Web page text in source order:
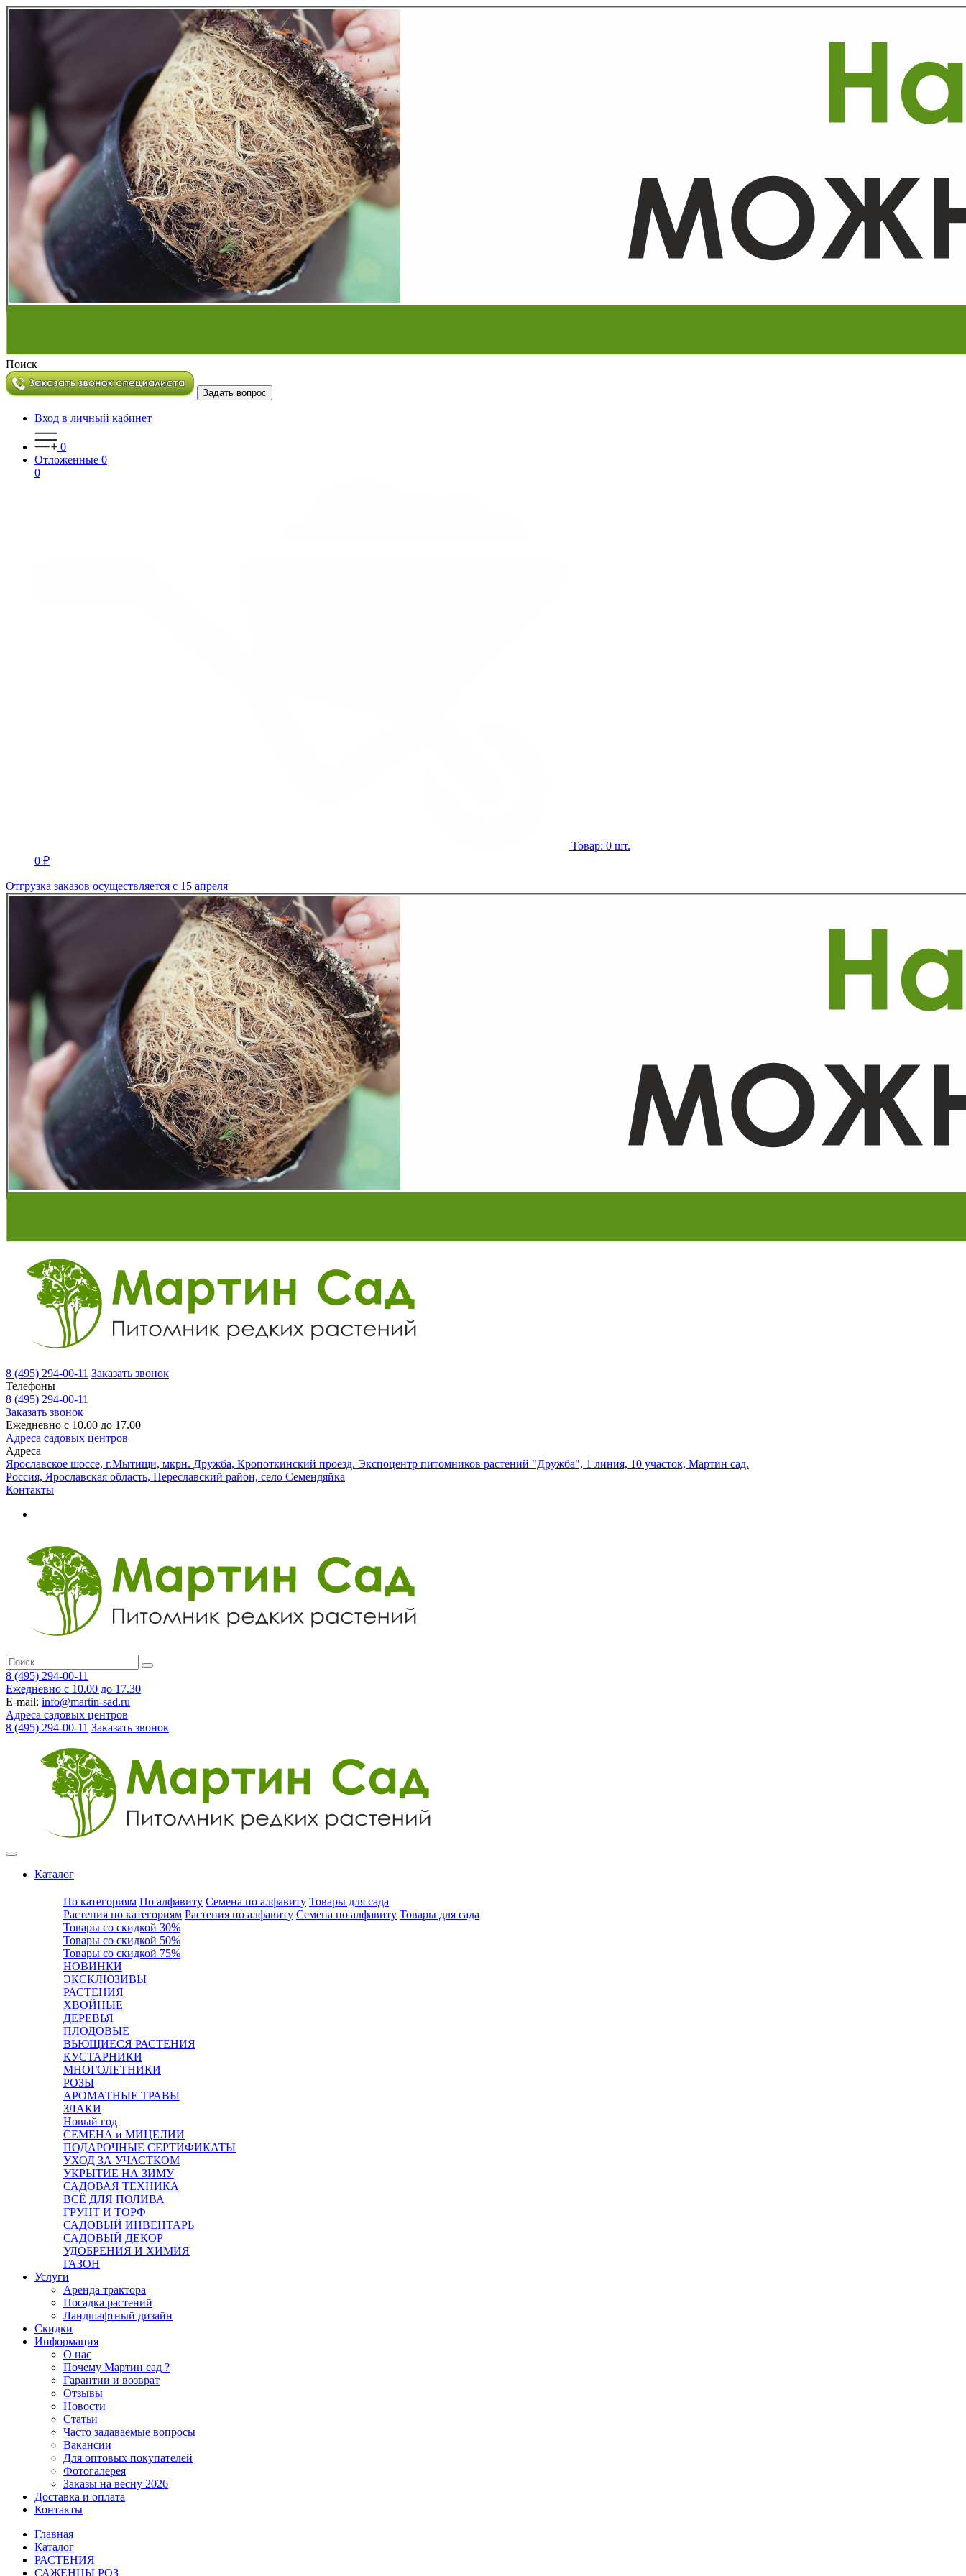
Поиск
Задать вопрос
Вход в личный кабинет
0
Отложенные 0
0
Товар: 0 шт.
0 ₽
Отгрузка заказов осуществляется с 15 апреля
8 (495) 294-00-11 Заказать звонок
Телефоны
8 (495) 294-00-11
Заказать звонок
Ежедневно с 10.00 до 17.00
Адреса садовых центров
Адреса
Ярославское шоссе, г.Мытищи, мкрн. Дружба, Кропоткинский проезд. Экспоцентр питомников растений "Дружба", 1 линия, 10 участок, Мартин сад.
Россия, Ярославская область, Переславский район, село Семендяйка
Контакты
8 (495) 294-00-11
Ежедневно с 10.00 до 17.30
E-mail: info@martin-sad.ru
Адреса садовых центров
8 (495) 294-00-11 Заказать звонок
Каталог
По категориям По алфавиту Семена по алфавиту Товары для сада
Растения по категориям Растения по алфавиту Семена по алфавиту Товары для сада
Товары со скидкой 30%
Товары со скидкой 50%
Товары со скидкой 75%
НОВИНКИ
ЭКСКЛЮЗИВЫ
РАСТЕНИЯ
ХВОЙНЫЕ
ДЕРЕВЬЯ
ПЛОДОВЫЕ
ВЬЮЩИЕСЯ РАСТЕНИЯ
КУСТАРНИКИ
МНОГОЛЕТНИКИ
РОЗЫ
АРОМАТНЫЕ ТРАВЫ
ЗЛАКИ
Новый год
СЕМЕНА и МИЦЕЛИИ
ПОДАРОЧНЫЕ СЕРТИФИКАТЫ
УХОД ЗА УЧАСТКОМ
УКРЫТИЕ НА ЗИМУ
САДОВАЯ ТЕХНИКА
ВСЁ ДЛЯ ПОЛИВА
ГРУНТ И ТОРФ
САДОВЫЙ ИНВЕНТАРЬ
САДОВЫЙ ДЕКОР
УДОБРЕНИЯ И ХИМИЯ
ГАЗОН
Услуги
Аренда трактора
Посадка растений
Ландшафтный дизайн
Скидки
Информация
О нас
Почему Мартин сад ?
Гарантии и возврат
Отзывы
Новости
Статьи
Часто задаваемые вопросы
Вакансии
Для оптовых покупателей
Фотогалерея
Заказы на весну 2026
Доставка и оплата
Контакты
Главная
Каталог
РАСТЕНИЯ
САЖЕНЦЫ РОЗ